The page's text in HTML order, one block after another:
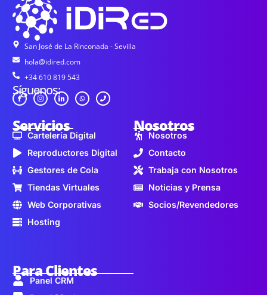
San José de La Rinconada - Sevilla
hola@idired.com
+34 610 819 543
Síguenos:
Servicios
Cartelería Digital
Reproductores Digital
Gestores de Cola
Tiendas Virtuales
Web Corporativas
Hosting
Nosotros
Nosotros
Contacto
Trabaja con Nosotros
Noticias y Prensa
Socios/Revendedores
Para Clientes
Panel CRM